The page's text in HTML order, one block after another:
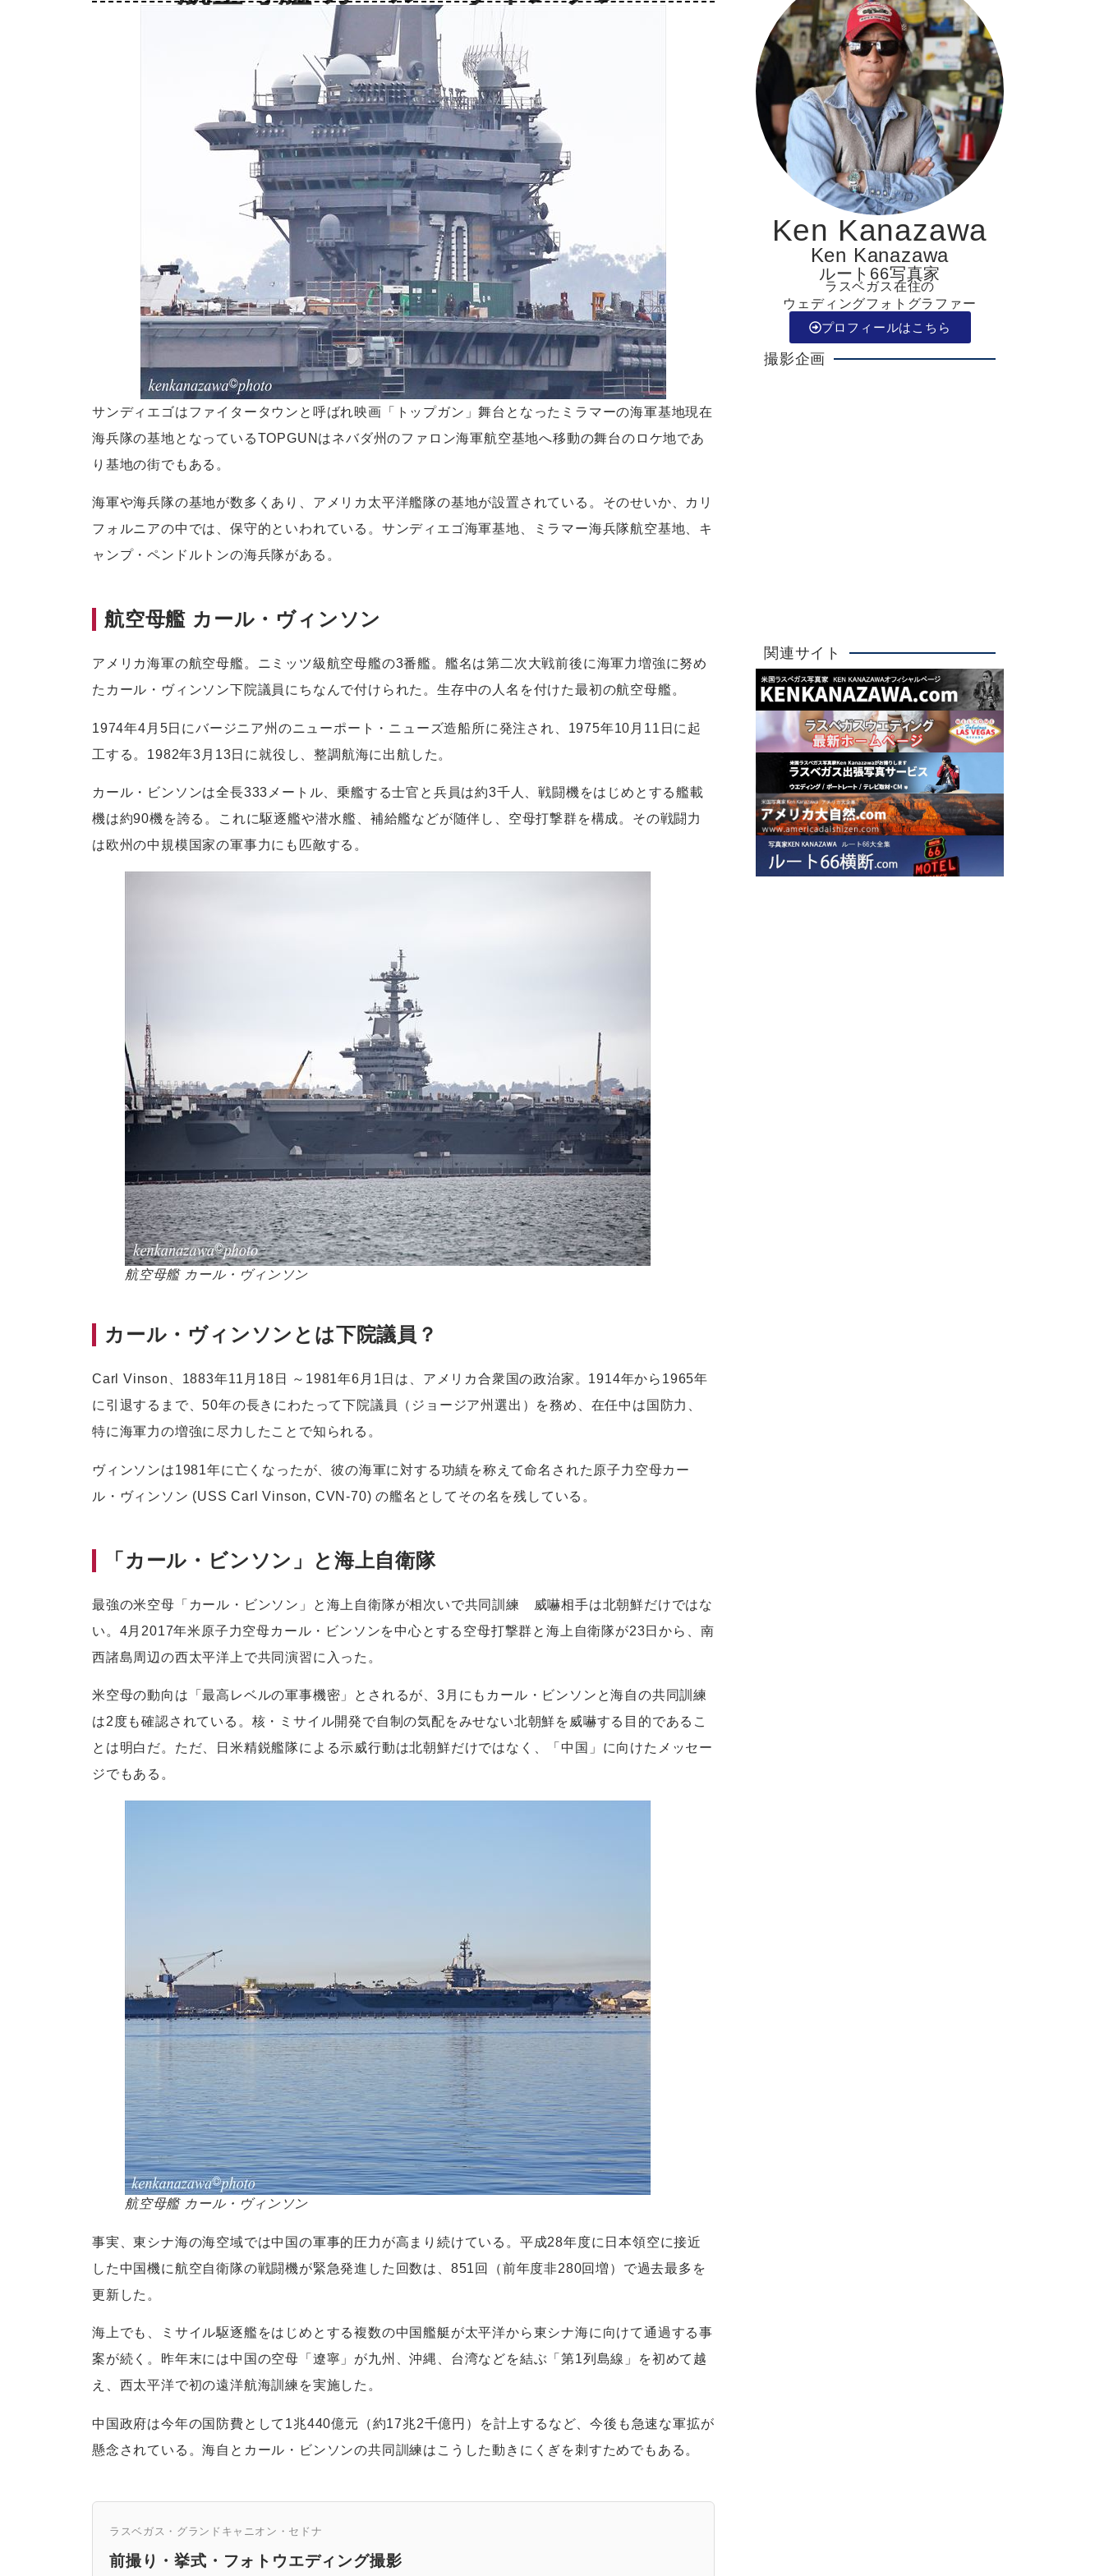
サンディエゴはファイタータウンと呼ばれ映画「トップガン」舞台となったミラマーの海軍基地現在
海兵隊の基地となっているTOPGUNはネバダ州のファロン海軍航空基地へ移動の舞台のロケ地であ
り基地の街でもある。
海軍や海兵隊の基地が数多くあり、アメリカ太平洋艦隊の基地が設置されている。そのせいか、カリ
フォルニアの中では、保守的といわれている。サンディエゴ海軍基地、ミラマー海兵隊航空基地、キ
ャンプ・ペンドルトンの海兵隊がある。
航空母艦 カール・ヴィンソン
アメリカ海軍の航空母艦。ニミッツ級航空母艦の3番艦。艦名は第二次大戦前後に海軍力増強に努め
たカール・ヴィンソン下院議員にちなんで付けられた。生存中の人名を付けた最初の航空母艦。
1974年4月5日にバージニア州のニューポート・ニューズ造船所に発注され、1975年10月11日に起
工する。1982年3月13日に就役し、整調航海に出航した。
カール・ビンソンは全長333メートル、乗艦する士官と兵員は約3千人、戦闘機をはじめとする艦載
機は約90機を誇る。これに駆逐艦や潜水艦、補給艦などが随伴し、空母打撃群を構成。その戦闘力
は欧州の中規模国家の軍事力にも匹敵する。
航空母艦 カール・ヴィンソン
カール・ヴィンソンとは下院議員？
Carl Vinson、1883年11月18日 ～1981年6月1日は、アメリカ合衆国の政治家。1914年から1965年
に引退するまで、50年の長きにわたって下院議員（ジョージア州選出）を務め、在任中は国防力、
特に海軍力の増強に尽力したことで知られる。
ヴィンソンは1981年に亡くなったが、彼の海軍に対する功績を称えて命名された原子力空母カー
ル・ヴィンソン (USS Carl Vinson, CVN-70) の艦名としてその名を残している。
「カール・ビンソン」と海上自衛隊
最強の米空母「カール・ビンソン」と海上自衛隊が相次いで共同訓練 威嚇相手は北朝鮮だけではな
い。4月2017年米原子力空母カール・ビンソンを中心とする空母打撃群と海上自衛隊が23日から、南
西諸島周辺の西太平洋上で共同演習に入った。
米空母の動向は「最高レベルの軍事機密」とされるが、3月にもカール・ビンソンと海自の共同訓練
は2度も確認されている。核・ミサイル開発で自制の気配をみせない北朝鮮を威嚇する目的であるこ
とは明白だ。ただ、日米精鋭艦隊による示威行動は北朝鮮だけではなく、「中国」に向けたメッセー
ジでもある。
航空母艦 カール・ヴィンソン
事実、東シナ海の海空域では中国の軍事的圧力が高まり続けている。平成28年度に日本領空に接近
した中国機に航空自衛隊の戦闘機が緊急発進した回数は、851回（前年度非280回増）で過去最多を
更新した。
海上でも、ミサイル駆逐艦をはじめとする複数の中国艦艇が太平洋から東シナ海に向けて通過する事
案が続く。昨年末には中国の空母「遼寧」が九州、沖縄、台湾などを結ぶ「第1列島線」を初めて越
え、西太平洋で初の遠洋航海訓練を実施した。
中国政府は今年の国防費として1兆440億元（約17兆2千億円）を計上するなど、今後も急速な軍拡が
懸念されている。海自とカール・ビンソンの共同訓練はこうした動きにくぎを刺すためでもある。
ラスベガス・グランドキャニオン・セドナ
前撮り・挙式・フォトウエディング撮影
Ken Kanazawa
Ken Kanazawa
ルート66写真家
ラスベガス在住の
ウェディングフォトグラファー
プロフィールはこちら
撮影企画
大人気！
関連サイト